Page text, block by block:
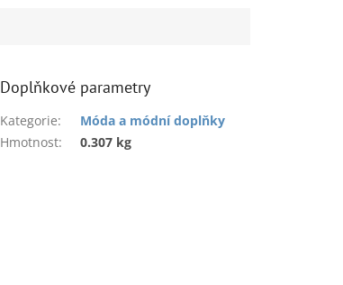
Doplňkové parametry
Kategorie:
Móda a módní doplňky
Hmotnost: 0.307 kg